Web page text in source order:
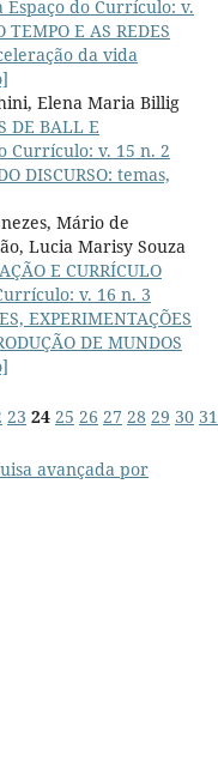
Espaço do Currículo: v.
E AS REDES
da vida
Elena Maria Billig
DE BALL E
Currículo: v. 15 n. 2
DISCURSO: temas,
Mário de
Lucia Marisy Souza
E CURRÍCULO
v. 16 n. 3
EXPERIMENTAÇÕES
DE MUNDOS
23 24 25 26 27 28 29 30 31
avançada por